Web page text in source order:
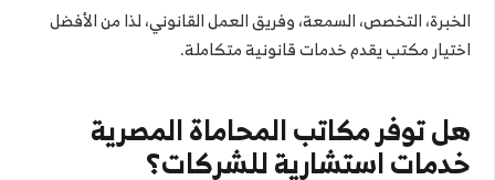
الخبرة، التخصص، السمعة، وفريق العمل القانوني، لذا من الأفضل
اختيار مكتب يقدم خدمات قانونية متكاملة.
هل توفر مكاتب المحاماة المصرية
خدمات استشارية للشركات؟